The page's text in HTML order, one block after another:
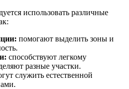
использовать различные
помогают выделить зоны и
способствуют легкому
разные участки.
служить естественной